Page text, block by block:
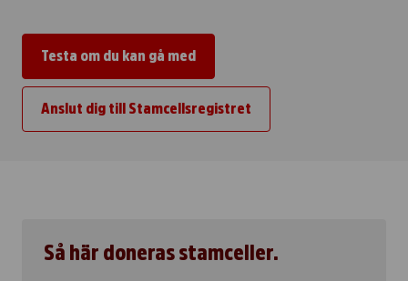
Testa om du kan gå med
Anslut dig till Stamcellsregistret
Så här doneras stamceller.